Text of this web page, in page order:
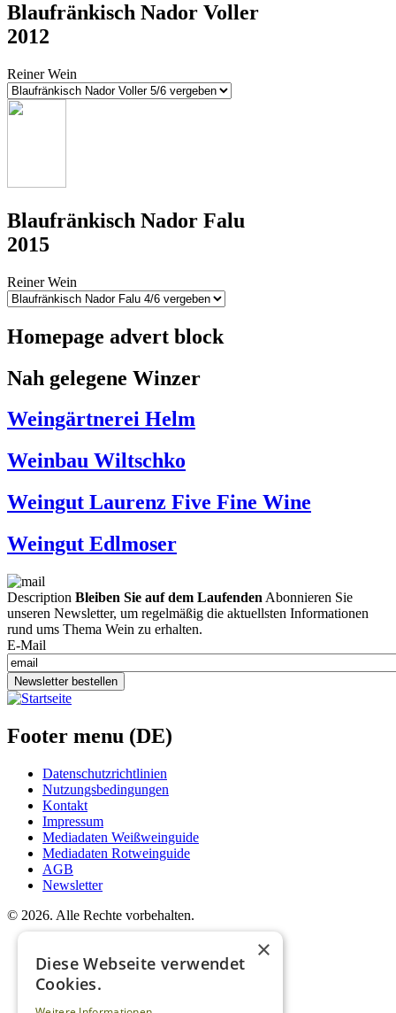
Blaufränkisch Nador Voller
2012
Reiner Wein
Blaufränkisch Nador Falu
2015
Reiner Wein
Homepage advert block
Nah gelegene Winzer
Weingärtnerei Helm
Weinbau Wiltschko
Weingut Laurenz Five Fine Wine
Weingut Edlmoser
Description Bleiben Sie auf dem Laufenden Abonnieren Sie
unseren Newsletter, um regelmäßig die aktuellsten Informationen
rund ums Thema Wein zu erhalten.
E-Mail
Newsletter bestellen
Footer menu (DE)
Datenschutzrichtlinien
Nutzungsbedingungen
Kontakt
Impressum
Mediadaten Weißweinguide
Mediadaten Rotweinguide
AGB
Newsletter
© 2026. Alle Rechte vorbehalten.
×
Diese Webseite verwendet
Cookies.